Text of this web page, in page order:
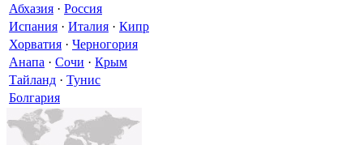
Абхазия · Россия
Испания · Италия · Кипр
Хорватия · Черногория
Анапа · Сочи · Крым
Тайланд · Тунис
Болгария